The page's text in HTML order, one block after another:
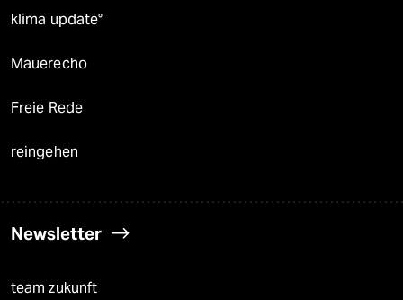
klima update°
Mauerecho
Freie Rede
reingehen
Newsletter
team zukunft